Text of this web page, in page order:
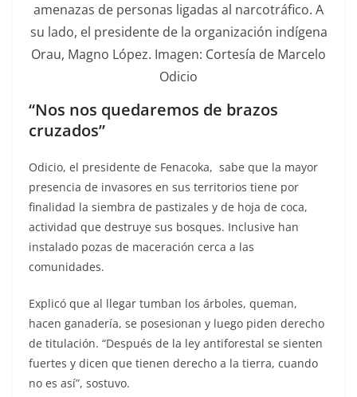
amenazas de personas ligadas al narcotráfico. A
su lado, el presidente de la organización indígena
Orau, Magno López. Imagen: Cortesía de Marcelo
Odicio
“Nos nos quedaremos de brazos
cruzados”
Odicio, el presidente de Fenacoka, sabe que la mayor
presencia de invasores en sus territorios tiene por
finalidad la siembra de pastizales y de hoja de coca,
actividad que destruye sus bosques. Inclusive han
instalado pozas de maceración cerca a las
comunidades.
Explicó que al llegar tumban los árboles, queman,
hacen ganadería, se posesionan y luego piden derecho
de titulación. “Después de la ley antiforestal se sienten
fuertes y dicen que tienen derecho a la tierra, cuando
no es así”, sostuvo.